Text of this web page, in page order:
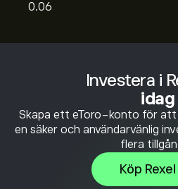
Investera i
idag
Skapa ett eToro-konto för att
en säker och användarvänlig
flera
Köp
0.06